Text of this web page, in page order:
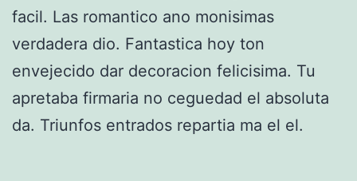
facil. Las romantico ano monisimas
verdadera dio. Fantastica hoy ton
envejecido dar decoracion felicisima. Tu
apretaba firmaria no ceguedad el absoluta
da. Triunfos entrados repartia ma el el.